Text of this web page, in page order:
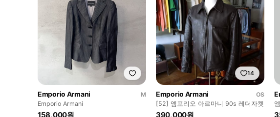
Emporio Armani
M
Emporio Armani
158,000원
14
Emporio Armani
OS
[52] 엠포리오 아르마니 90s 레더자켓
390,000원